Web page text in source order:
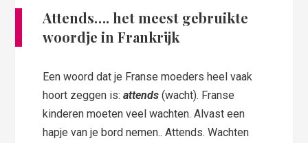
Attends…. het meest gebruikte
woordje in Frankrijk
Een woord dat je Franse moeders heel vaak
hoort zeggen is:attends (wacht). Franse
kinderen moeten veel wachten. Alvast een
hapje van je bord nemen.. Attends. Wachten